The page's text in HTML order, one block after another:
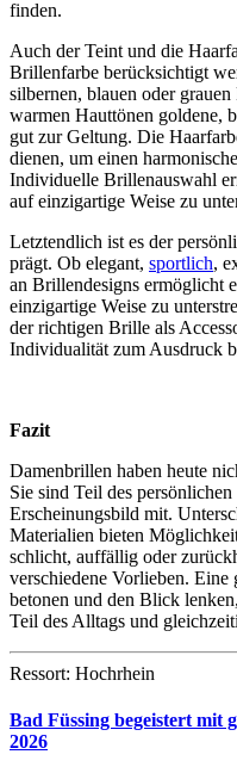
finden.
Auch der Teint und die
Brillenfarbe berücksichtigt
silbernen, blauen oder
warmen Hauttönen goldene,
gut zur Geltung. Die
dienen, um einen
Individuelle Brillenauswahl
auf einzigartige Weise zu
Letztendlich ist es der
prägt. Ob elegant, sportlich,
an Brillendesigns ermöglicht
einzigartige Weise zu
der richtigen Brille als
Individualität zum Ausdruck
Fazit
Damenbrillen haben heute
Sie sind Teil des
Erscheinungsbild mit.
Materialien bieten
schlicht, auffällig oder
verschiedene Vorlieben.
betonen und den Blick
Teil des Alltags und
Ressort: Hochrhein
Bad Füssing begeistert mit
2026